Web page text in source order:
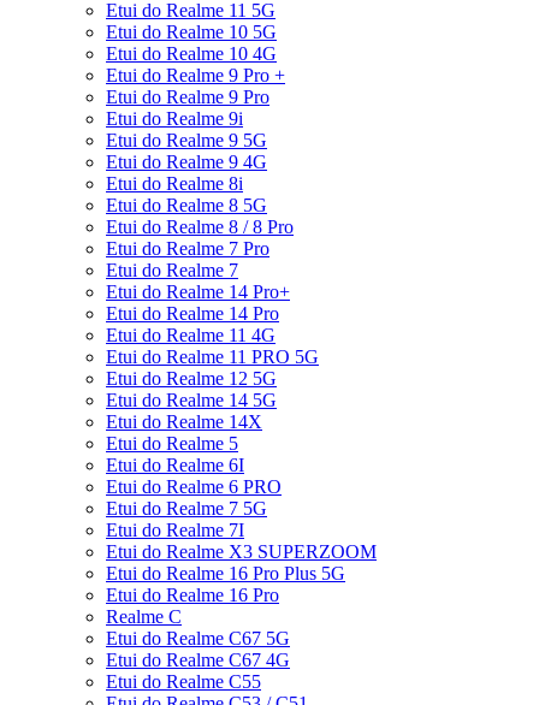
Etui do Realme 11 5G
Etui do Realme 10 5G
Etui do Realme 10 4G
Etui do Realme 9 Pro +
Etui do Realme 9 Pro
Etui do Realme 9i
Etui do Realme 9 5G
Etui do Realme 9 4G
Etui do Realme 8i
Etui do Realme 8 5G
Etui do Realme 8 / 8 Pro
Etui do Realme 7 Pro
Etui do Realme 7
Etui do Realme 14 Pro+
Etui do Realme 14 Pro
Etui do Realme 11 4G
Etui do Realme 11 PRO 5G
Etui do Realme 12 5G
Etui do Realme 14 5G
Etui do Realme 14X
Etui do Realme 5
Etui do Realme 6I
Etui do Realme 6 PRO
Etui do Realme 7 5G
Etui do Realme 7I
Etui do Realme X3 SUPERZOOM
Etui do Realme 16 Pro Plus 5G
Etui do Realme 16 Pro
Realme C
Etui do Realme C67 5G
Etui do Realme C67 4G
Etui do Realme C55